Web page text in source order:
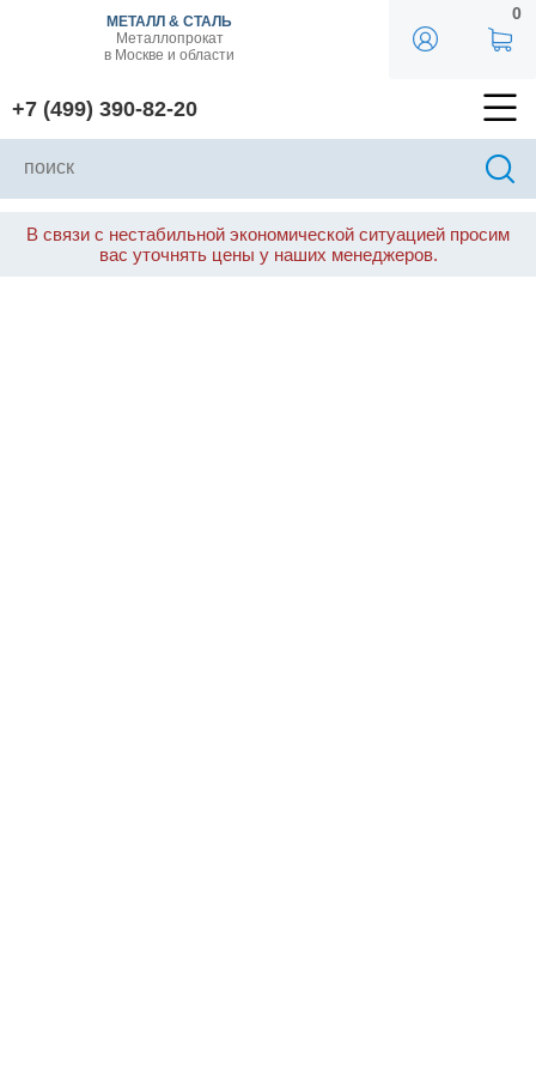
МЕТАЛЛ & СТАЛЬ
Металлопрокат
в Москве и области
+7 (499) 390-82-20
0
В связи с нестабильной экономической ситуацией просим
вас уточнять цены у наших менеджеров.